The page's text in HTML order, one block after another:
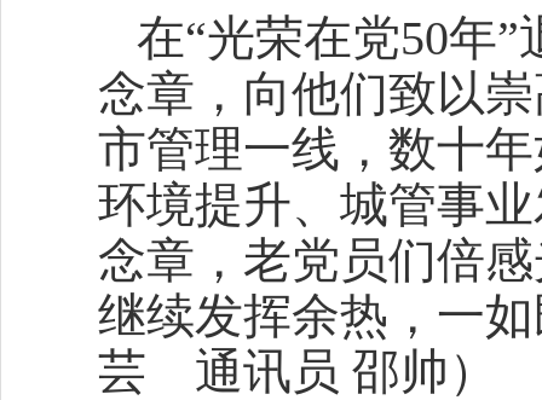
在“光荣在党50年
念章，向他们致以
市管理一线，数十
环境提升、城管事
念章，老党员们倍
继续发挥余热，一
芸 通讯员 邵帅）